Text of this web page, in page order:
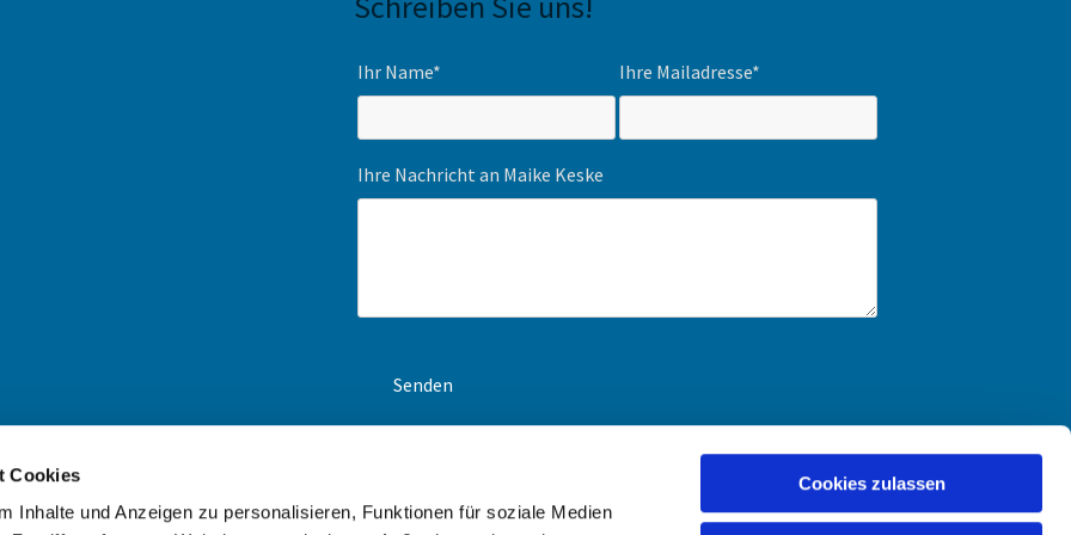
Cookies
Inhalte und Anzeigen zu personalisieren, Funktionen für soziale Medien
Cookies zulassen
Navi und unsere
an. Wir erstellen Ihnen
Ihr Name* Ihre Mailadresse*
Ihre Nachricht an Maike Keske